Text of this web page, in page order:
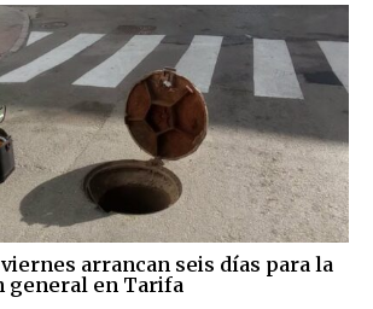
arrancan seis días para la
general en Tarifa